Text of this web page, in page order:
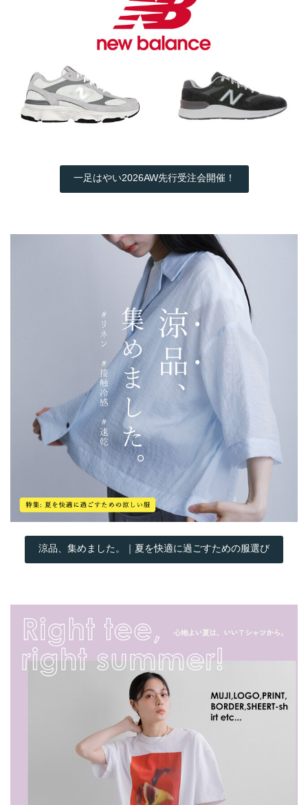
一足はやい2026AW先行受注会開催！
涼品、集めました。｜夏を快適に過ごすための服選び